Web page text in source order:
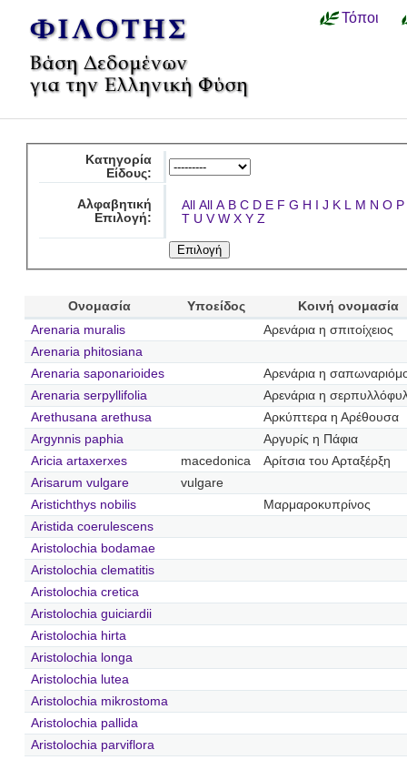
Τόποι
Κατηγορία
Είδους:
Αλφαβητική
Επιλογή:
All All A B C D E F G H I J K L M N O P
T U V W X Y Z
Ονομασία Υποείδος
Κοινή ονομασία
Arenaria muralis
Αρενάρια η σπιτοίχειος
Arenaria phitosiana
Arenaria saponarioides
Αρενάρια η
Arenaria serpyllifolia
Αρενάρια η
Arethusana arethusa
Αρκύπτερα η Αρέθουσα
Argynnis paphia
Αργυρίς η Πάφια
Aricia artaxerxes
macedonica
Αρίτσια του Αρταξέρξη
Arisarum vulgare
vulgare
Aristichthys nobilis
Μαρμαροκυπρίνος
Aristida coerulescens
Aristolochia bodamae
Aristolochia clematitis
Aristolochia cretica
Aristolochia guiciardii
Aristolochia hirta
Aristolochia longa
Aristolochia lutea
Aristolochia mikrostoma
Aristolochia pallida
Aristolochia parviflora